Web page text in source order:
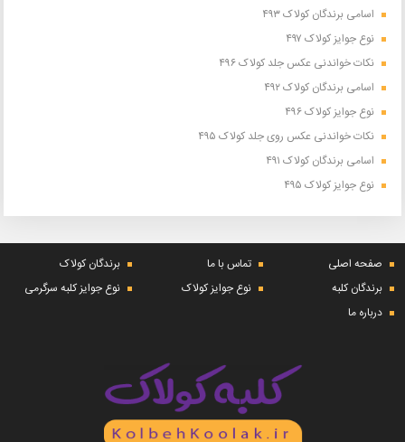
اسامی برندگان کولاک ۴۹۳
نوع جوایز کولاک ۴۹۷
نکات خواندنی عکس جلد کولاک ۴۹۶
اسامی برندگان کولاک ۴۹۲
نوع جوایز کولاک ۴۹۶
نکات خواندنی عکس روی جلد کولاک ۴۹۵
اسامی برندگان کولاک ۴۹۱
نوع جوایز کولاک ۴۹۵
صفحه اصلی تماس با ما
برندگان کولاک
برندگان کلبه
نوع جوایز کولاک
نوع جوایز کلبه سرگرمی
درباره ما